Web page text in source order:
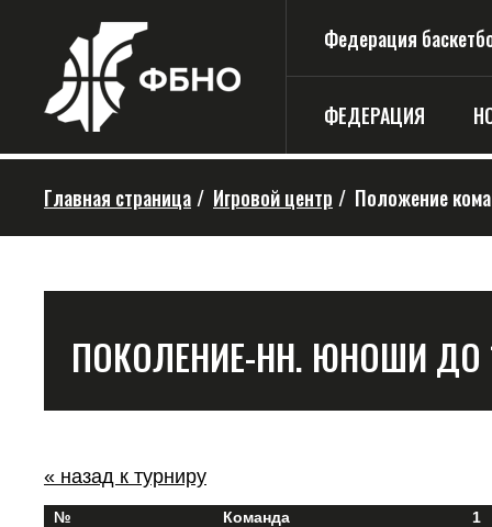
Федерация
ФЕДЕРАЦИЯ
Главная страница / Игровой центр / Положение
ПОКОЛЕНИЕ-НН. ЮНОШИ ДО
« назад к турниру
№ Команда
1